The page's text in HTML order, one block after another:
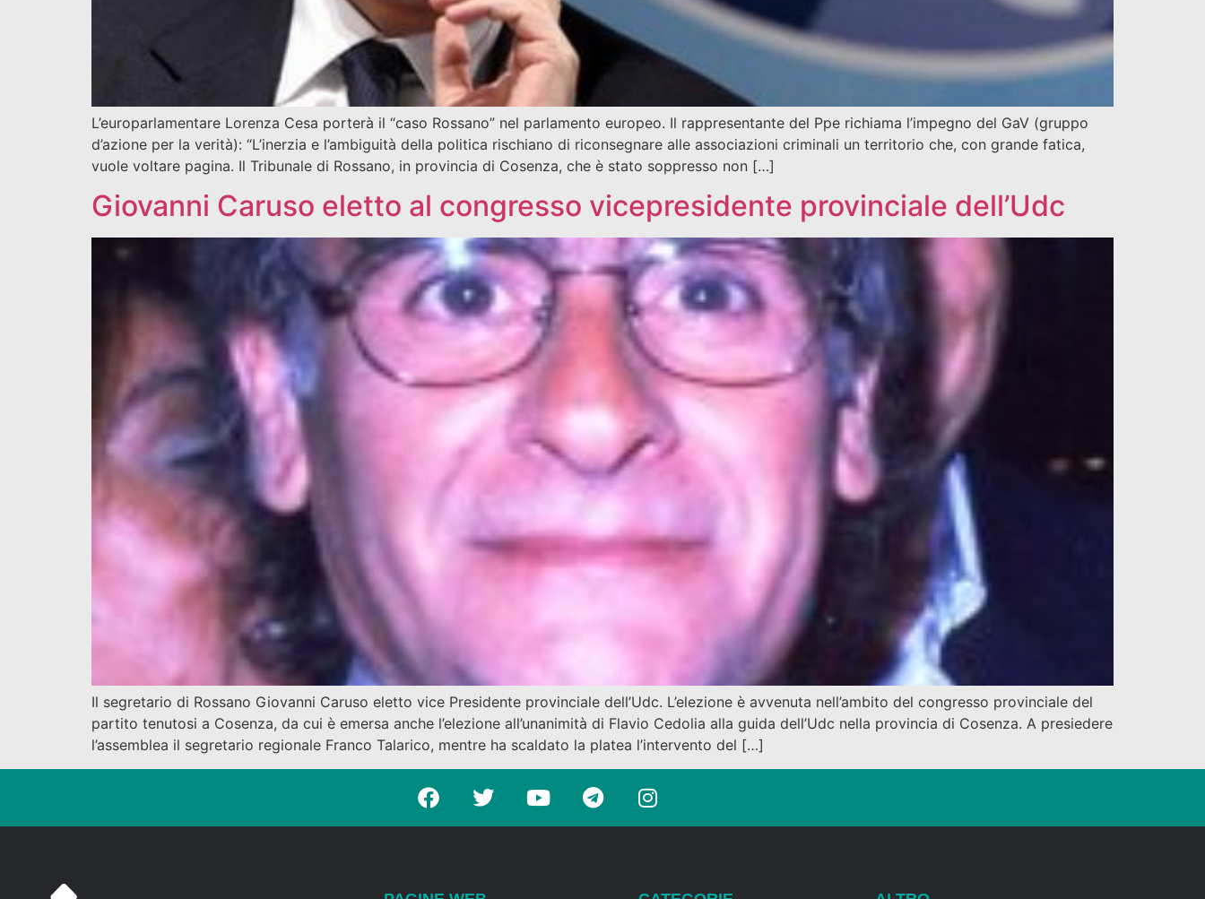
L’europarlamentare Lorenza Cesa porterà il “caso Rossano” nel parlamento europeo. Il rappresentante del Ppe richiama l’impegno del GaV (gruppo
d’azione per la verità): “L’inerzia e l’ambiguità della politica rischiano di riconsegnare alle associazioni criminali un territorio che, con grande fatica,
vuole voltare pagina. Il Tribunale di Rossano, in provincia di Cosenza, che è stato soppresso non […]
Giovanni Caruso eletto al congresso vicepresidente provinciale dell’Udc
Il segretario di Rossano Giovanni Caruso eletto vice Presidente provinciale dell’Udc. L’elezione è avvenuta nell’ambito del congresso provinciale del
partito tenutosi a Cosenza, da cui è emersa anche l’elezione all’unanimità di Flavio Cedolia alla guida dell’Udc nella provincia di Cosenza. A presiedere
l’assemblea il segretario regionale Franco Talarico, mentre ha scaldato la platea l’intervento del […]